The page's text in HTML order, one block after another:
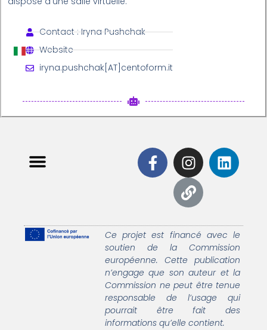
Contact : Iryna Pushchak
Website
iryna.pushchak[AT]centoform.it
Ce projet est financé avec le
soutien de la Commission
européenne. Cette publication
n’engage que son auteur et la
Commission ne peut être tenue
responsable de l’usage qui
pourrait être fait des
informations qu’elle contient.